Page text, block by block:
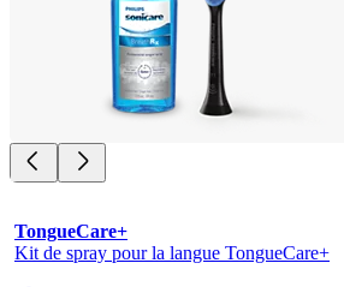
TongueCare+
Kit de spray pour la langue TongueCare+